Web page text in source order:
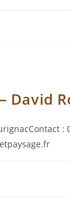
David
: